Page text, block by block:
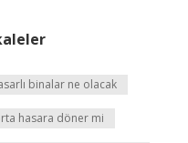
binalar ne olacak
hasara döner mi